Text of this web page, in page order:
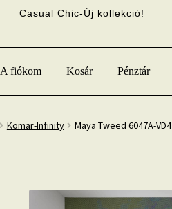
Casual Chic-Új kollekció!
A fiókom Kosár Pénztár
Komar-Infinity Maya Tweed 6047A-VD4